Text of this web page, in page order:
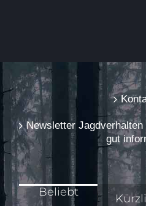
Newsletter
gut
Beliebt